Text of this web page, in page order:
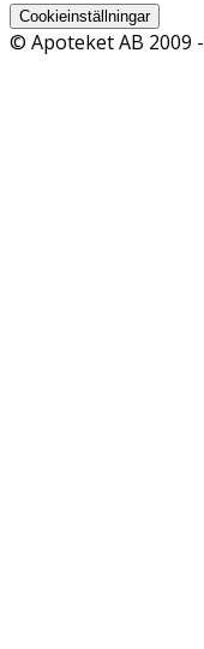
Cookieinställningar
© Apoteket AB 2009 -